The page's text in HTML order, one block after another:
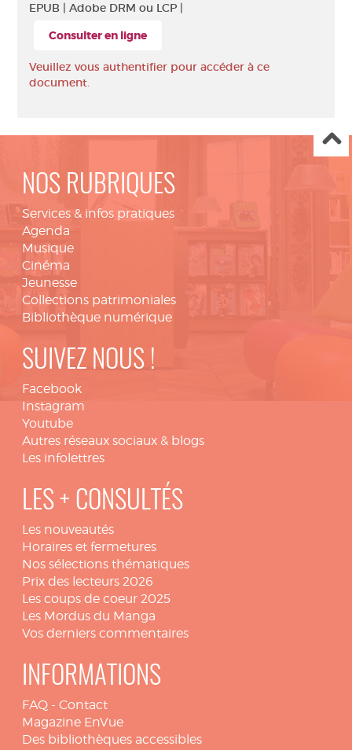
EPUB | Adobe DRM ou LCP |
Consulter en ligne
Veuillez vous authentifier pour accéder à ce
document.
NOS RUBRIQUES
Services & infos pratiques
Agenda
Musique
Cinéma
Jeunesse
Collections patrimoniales
Bibliothèque numérique
SUIVEZ NOUS !
Facebook
Instagram
Youtube
Autres réseaux sociaux & blogs
Les infolettres
LES + CONSULTÉS
Les nouveautés
Horaires et fermetures
Nos sélections thématiques
Prix des lecteurs 2026
Les coups de coeur 2025
Les Mordus du Manga
Vos derniers commentaires
INFORMATIONS
FAQ - Contact
Magazine EnVue
Des bibliothèques accessibles